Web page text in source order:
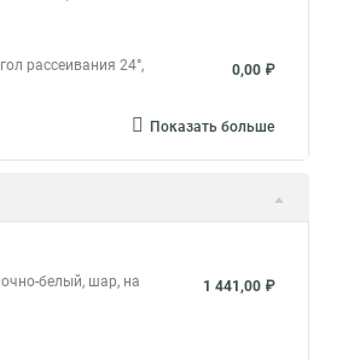
рассеивания 24°,
0,00 ₽
Показать больше
белый, шар, на
1 441,00 ₽